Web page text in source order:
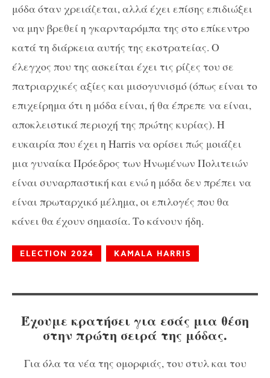
μόδα όταν χρειάζεται, αλλά έχει επίσης επιδιώξει
να μην βρεθεί η γκαρνταρόμπα της στο επίκεντρο
κατά τη διάρκεια αυτής της εκστρατείας. Ο
έλεγχος που της ασκείται έχει τις ρίζες του σε
πατριαρχικές αξίες και μισογυνισμό (όπως είναι το
επιχείρημα ότι η μόδα είναι, ή θα έπρεπε να είναι,
αποκλειστικά περιοχή της πρώτης κυρίας). Η
ευκαιρία που έχει η Harris να ορίσει πώς μοιάζει
μια γυναίκα Πρόεδρος των Ηνωμένων Πολιτειών
είναι συναρπαστική και ενώ η μόδα δεν πρέπει να
είναι πρωταρχικό μέλημα, οι επιλογές που θα
κάνει θα έχουν σημασία. Το κάνουν ήδη.
ELECTION 2024 KAMALA HARRIS
Έχουμε κρατήσει για εσάς μια θέση
στην πρώτη σειρά της μόδας.
Για όλα τα νέα της ομορφιάς, του στυλ και του